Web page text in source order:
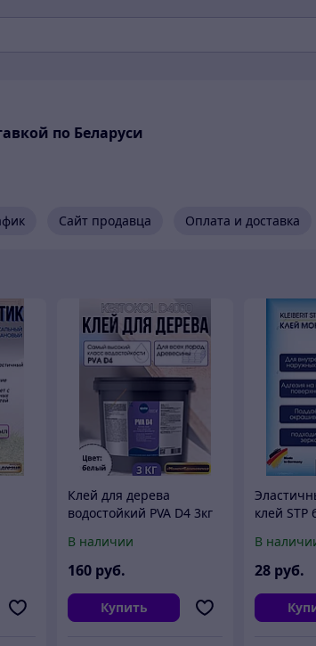
по Беларуси
Сайт продавца Оплата и доставка
Клей для дерева
водостойкий PVA D4 3кг
В наличии
160 руб.
Купить
клей STP
В
28 руб.